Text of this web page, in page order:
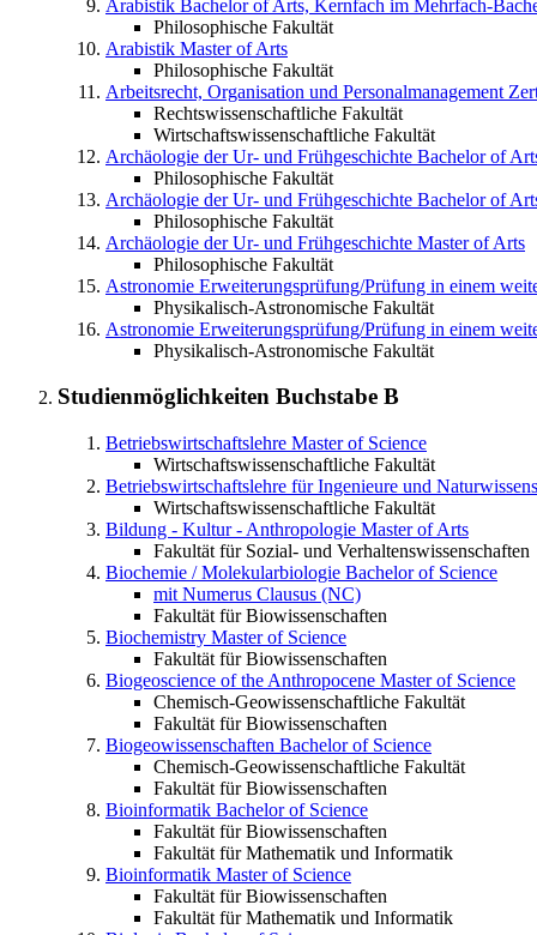
Arabistik Bachelor of Arts, Kernfach im Mehrfach-
Philosophische Fakultät
Arabistik Master of Arts
Philosophische Fakultät
Arbeitsrecht, Organisation und Personalmanagement
Rechtswissenschaftliche Fakultät
Wirtschaftswissenschaftliche Fakultät
Archäologie der Ur- und Frühgeschichte Bachelor of
Philosophische Fakultät
Archäologie der Ur- und Frühgeschichte Bachelor of
Philosophische Fakultät
Archäologie der Ur- und Frühgeschichte Master of Arts
Philosophische Fakultät
Astronomie Erweiterungsprüfung/Prüfung in einem
Physikalisch-Astronomische Fakultät
Astronomie Erweiterungsprüfung/Prüfung in einem
Physikalisch-Astronomische Fakultät
Studienmöglichkeiten Buchstabe B
Betriebswirtschaftslehre Master of Science
Wirtschaftswissenschaftliche Fakultät
Betriebswirtschaftslehre für Ingenieure und
Wirtschaftswissenschaftliche Fakultät
Bildung - Kultur - Anthropologie Master of Arts
Fakultät für Sozial- und Verhaltenswissenschaften
Biochemie / Molekularbiologie Bachelor of Science
mit Numerus Clausus (NC)
Fakultät für Biowissenschaften
Biochemistry Master of Science
Fakultät für Biowissenschaften
Biogeoscience of the Anthropocene Master of Science
Chemisch-Geowissenschaftliche Fakultät
Fakultät für Biowissenschaften
Biogeowissenschaften Bachelor of Science
Chemisch-Geowissenschaftliche Fakultät
Fakultät für Biowissenschaften
Bioinformatik Bachelor of Science
Fakultät für Biowissenschaften
Fakultät für Mathematik und Informatik
Bioinformatik Master of Science
Fakultät für Biowissenschaften
Fakultät für Mathematik und Informatik